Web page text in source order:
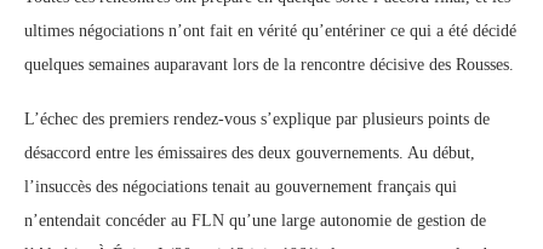
ultimes négociations n’ont fait en vérité qu’entériner ce qui a été décidé
quelques semaines auparavant lors de la rencontre décisive des Rousses.
L’échec des premiers rendez-vous s’explique par plusieurs points de
désaccord entre les émissaires des deux gouvernements. Au début,
l’insuccès des négociations tenait au gouvernement français qui
n’entendait concéder au FLN qu’une large autonomie de gestion de